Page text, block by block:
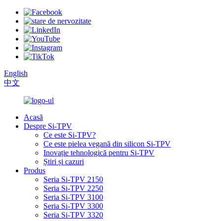
English
中文
Acasă
Despre Si-TPV
Ce este Si-TPV?
Ce este pielea vegană din silicon Si-TPV
Inovație tehnologică pentru Si-TPV
Știri și cazuri
Produs
Seria Si-TPV 2150
Seria Si-TPV 2250
Seria Si-TPV 3100
Seria Si-TPV 3300
Seria Si-TPV 3320